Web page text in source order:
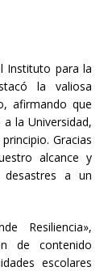
Instituto para la
la valiosa
afirmando que
la Universidad,
Gracias
alcance y
desastres a un
Resiliencia»,
de contenido
escolares